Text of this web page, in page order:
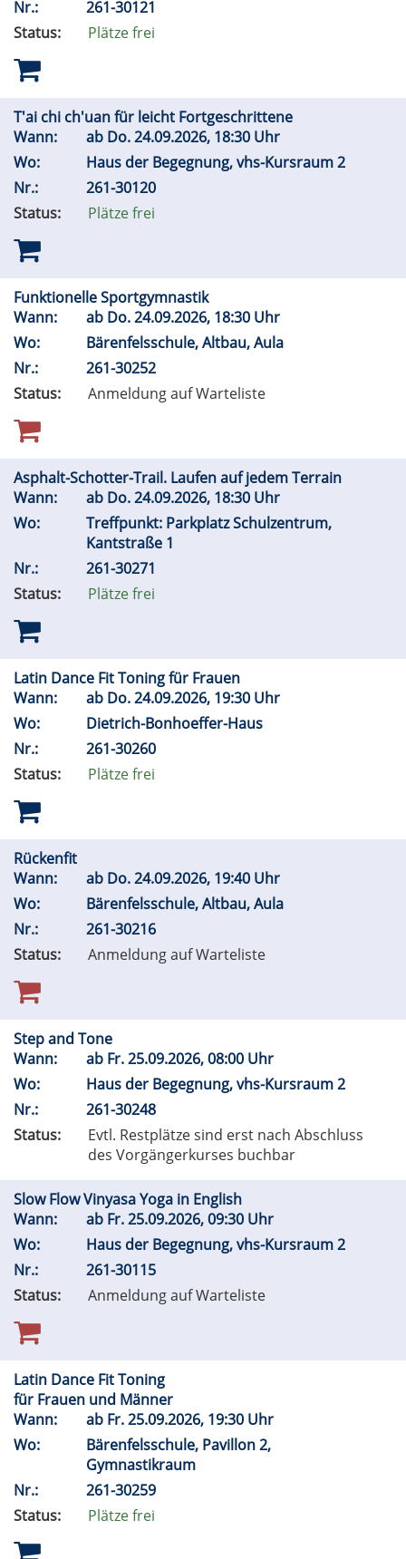
Nr.:
261-30121
Status:
Plätze frei
T'ai chi ch'uan für leicht Fortgeschrittene
Wann:
ab Do.24.09.2026, 18:30 Uhr
Wo:
Haus der Begegnung, vhs-Kursraum 2
Nr.:
261-30120
Status:
Plätze frei
Funktionelle Sportgymnastik
Wann:
ab Do.24.09.2026, 18:30 Uhr
Wo:
Bärenfelsschule, Altbau, Aula
Nr.:
261-30252
Status:
Anmeldung auf Warteliste
Asphalt-Schotter-Trail. Laufen auf jedem Terrain
Wann:
ab Do.24.09.2026, 18:30 Uhr
Wo:
Treffpunkt: Parkplatz Schulzentrum,
Kantstraße 1
Nr.:
261-30271
Status:
Plätze frei
Latin Dance Fit Toning für Frauen
Wann:
ab Do.24.09.2026, 19:30 Uhr
Wo:
Dietrich-Bonhoeffer-Haus
Nr.:
261-30260
Status:
Plätze frei
Rückenfit
Wann:
ab Do.24.09.2026, 19:40 Uhr
Wo:
Bärenfelsschule, Altbau, Aula
Nr.:
261-30216
Status:
Anmeldung auf Warteliste
Step and Tone
Wann:
ab Fr.25.09.2026, 08:00 Uhr
Wo:
Haus der Begegnung, vhs-Kursraum 2
Nr.:
261-30248
Status:
Evtl. Restplätze sind erst nach Abschluss
des Vorgängerkurses buchbar
Slow Flow Vinyasa Yoga in English
Wann:
ab Fr.25.09.2026, 09:30 Uhr
Wo:
Haus der Begegnung, vhs-Kursraum 2
Nr.:
261-30115
Status:
Anmeldung auf Warteliste
Latin Dance Fit Toning
für Frauen und Männer
Wann:
ab Fr.25.09.2026, 19:30 Uhr
Wo:
Bärenfelsschule, Pavillon 2,
Gymnastikraum
Nr.:
261-30259
Status:
Plätze frei